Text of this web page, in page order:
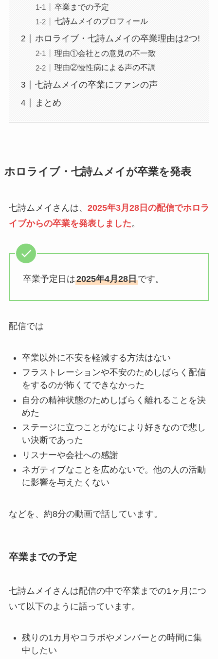
卒業までの予定
七詩ムメイのプロフィール
ホロライブ・七詩ムメイの卒業理由は2つ!
理由①会社との意見の不一致
理由②慢性病による声の不調
七詩ムメイの卒業にファンの声
まとめ
ホロライブ・七詩ムメイが卒業を発表
七詩ムメイさんは、 2025年3月28日の配信でホロラ
イブからの卒業を発表しました。
卒業予定日は2025年4月28日です。
配信では
卒業以外に不安を軽減する方法はない
フラストレーションや不安のためしばらく配信
をするのが怖くてできなかった
自分の精神状態のためしばらく離れることを決
めた
ステージに立つことがなにより好きなので悲し
い決断であった
リスナーや会社への感謝
ネガティブなことを広めないで。他の人の活動
に影響を与えたくない
などを、約8分の動画で話しています。
卒業までの予定
七詩ムメイさんは配信の中で卒業までの1ヶ月につ
いて以下のように語っています。
残りの1カ月やコラボやメンバーとの時間に集
中したい